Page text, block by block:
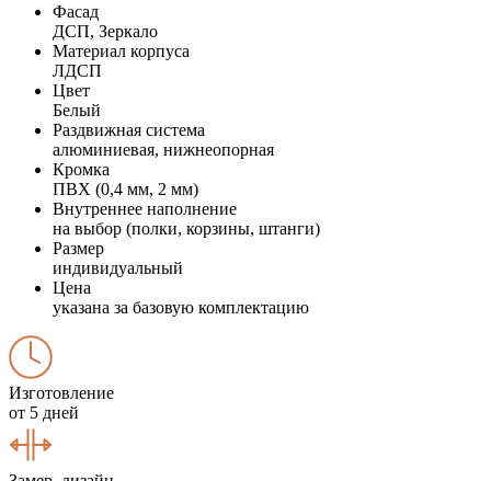
Фасад
ДСП, Зеркало
Материал корпуса
ЛДСП
Цвет
Белый
Раздвижная система
алюминиевая, нижнеопорная
Кромка
ПВХ (0,4 мм, 2 мм)
Внутреннее наполнение
на выбор (полки, корзины, штанги)
Размер
индивидуальный
Цена
указана за базовую комплектацию
Изготовление
от 5 дней